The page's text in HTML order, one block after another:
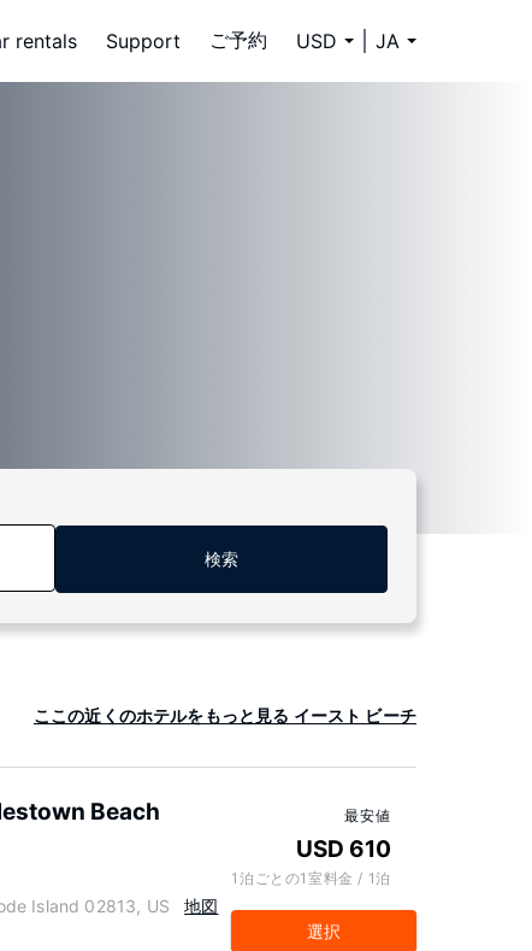
rentals Support ご予約 USD JA
検索
ここの近くのホテルをもっと見る イースト ビーチ
Beach
Island 02813, US
地図
最安値
USD 610
1泊ごとの1室料金 / 1泊
選択